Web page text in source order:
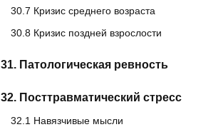
30.7 Кризис среднего возраста
30.8 Кризис поздней взрослости
31. Патологическая ревность
32. Посттравматический стресс
32.1 Навязчивые мысли